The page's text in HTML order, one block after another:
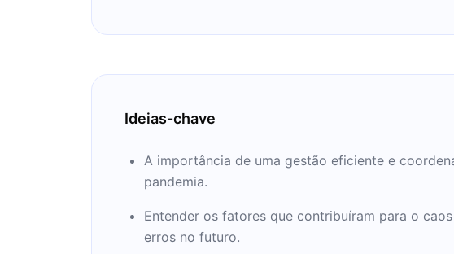
Ideias-chave
A importância de uma gestão eficiente e
pandemia.
Entender os fatores que contribuíram para o
erros no futuro.